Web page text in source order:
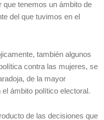
tenemos un ámbito de
del que tuvimos en el
también algunos
contra las mujeres, se
de la mayor
ámbito político electoral.
de las decisiones que